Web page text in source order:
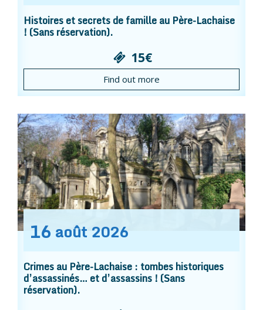
Histoires et secrets de famille au Père-Lachaise
! (Sans réservation).
15€
Find out more
16 août 2026
Crimes au Père-Lachaise : tombes historiques
d’assassinés… et d’assassins ! (Sans
réservation).